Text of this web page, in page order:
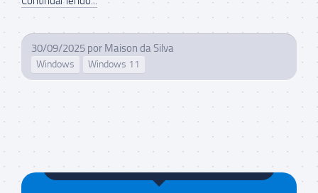
30/09/2025 por Maison da Silva
Windows Windows 11
Maison da Silva